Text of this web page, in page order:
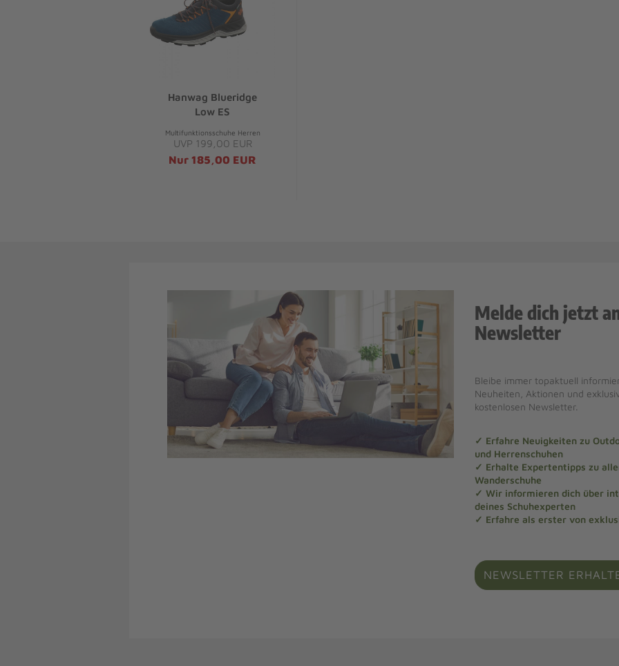
Hanwag Blueridge
Low ES
Multifunktionsschuhe Herren
UVP 199,00 EUR
Nur 185,00 EUR
Melde dich jetzt
Newsletter
Bleibe immer topaktuell
Neuheiten, Aktionen und
kostenlosen Newsletter.
✓ Erfahre Neuigkeiten zu
und Herrenschuhen
✓ Erhalte Expertentipps zu
Wanderschuhe
✓ Wir informieren dich über
deines Schuhexperten
✓ Erfahre als erster von
NEWSLETTER